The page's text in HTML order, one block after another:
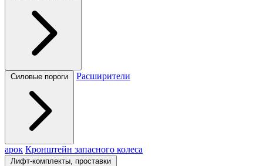
Силовые пороги Расширители
арок Кронштейн запасного колеса
Лифт-комплекты, проставки